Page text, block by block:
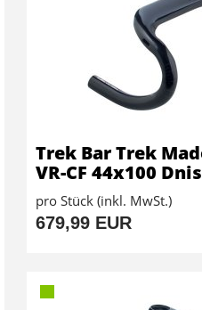
Trek Bar Trek
VR-CF 44x100
pro Stück (inkl. MwSt.)
679,99 EUR